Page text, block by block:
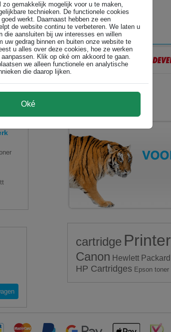
M C2000
cartridge Printer
Canon Hewlett Packard
HP Cartridges Epson toner
zo gemakkelijk mogelijk voor u te maken,
technieken. De functionele cookies
werkt. Daarnaast hebben ze een
de website continu te verbeteren. We laten u
die aansluiten bij uw interesses en willen
uw gedrag binnen en buiten onze website te
u alles over deze cookies, hoe ze werken
Klik op oké om akkoord te gaan.
we alleen functionele en analytische
die daarop lijken.
Oké